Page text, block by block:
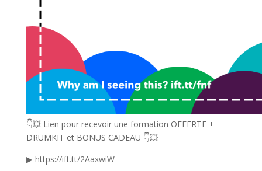
👇💥 Lien pour recevoir une formation OFFERTE +
DRUMKIT et BONUS CADEAU 👇💥
▶ https://ift.tt/2AaxwiW